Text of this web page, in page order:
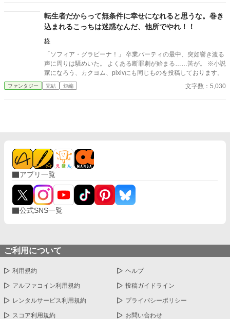
関係から始まる異世界恋愛です。 婚約を解消するという申し出
は、受け入れます。 ですが、この船をどう使うかまで、あなたに
決めさせるつもりはありません。
レオニスは、王城の鐘を三度鳴らす。すると現れたのは、姉の秘
密警察だと恐れられていた〈灰衣隊〉だった。 封鎖された穀
物、焼かれた畑、外国への送金、王都から遠ざけられた軍隊。姉
の悪政とされたすべては、王国を青灰病から守るための非常措置
だった。 自分が信じたい言葉だけを選び、姉へ毒杯を渡したこ
とを知るレオニス。彼は姉が残した七つの報告書を読み、公爵の
逃亡を自らの判断で阻止する。 その南門へ、安全な穀物を積ん
だ長い輸送隊が到着した。先頭の馬車から降りた人物を見て、レ
オニスは言葉を失う。 悪女として処刑された有能な王女と、民
転生者だからって無条件に幸せになれると思うな。巻き
込まれるこっちは迷惑なんだ、他所でやれ！！
柊
「ソフィア・グラビーナ！」 卒業パーティの最中、突如響き渡る
声に周りは騒めいた。 よくある断罪劇が始まる……筈が。 ※小説
家になろう、カクヨム、pixivにも同じものを投稿しております。
ファンタジー 完結 短編 文字数：5,030
アプリ一覧
公式SNS一覧
ご利用について
利用規約 ヘルプ
アルファコイン利用規約 投稿ガイドライン
レンタルサービス利用規約 プライバシーポリシー
スコア利用規約 お問い合わせ